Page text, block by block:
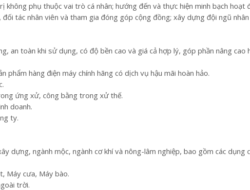
phụ thuộc vai trò cá nhân; hướng đến và thực hiện minh bạch hoạt
tác nhân viên và tham gia đóng góp cộng đồng; xây dựng đội ngũ
an toàn khi sử dụng, có độ bền cao và giá cả hợp lý, góp phần nâng cao
hàng điện máy chính hãng có dịch vụ hậu mãi hoàn hảo.
ứng xử, công bằng trong xử thế.
doanh.
ty.
dựng, ngành mộc, ngành cơ khí và nông-lâm nghiệp, bao gồm các
Máy cưa, Máy bào.
trời.